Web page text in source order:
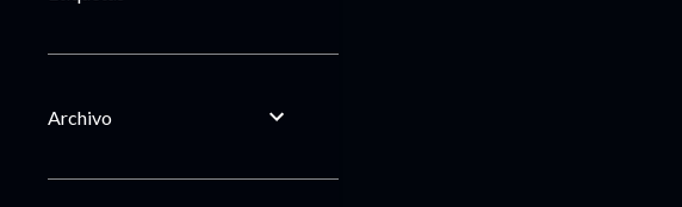
Archivo